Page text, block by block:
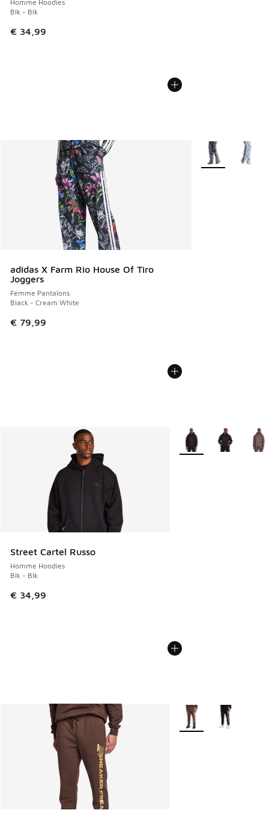
Homme Hoodies
Blk - Blk
€ 34,99
adidas X Farm Rio House Of Tiro
Joggers
Femme Pantalons
Black - Cream White
€ 79,99
Plus de couleurs
Street Cartel Russo
Homme Hoodies
Blk - Blk
€ 34,99
Plus de couleurs
Plus de couleurs